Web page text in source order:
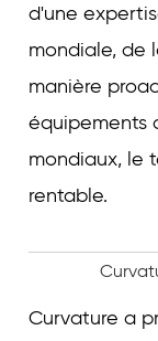
d'une
mondiale, de
manière
équipements
mondiaux, le
rentable.
Curvature a